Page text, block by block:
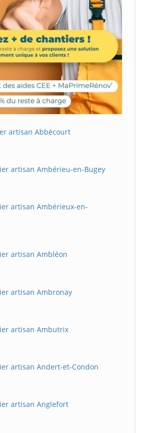
artisan Abbécourt
artisan Ambérieu-en-Bugey
artisan Ambérieux-en-
artisan Ambléon
artisan Ambronay
artisan Ambutrix
artisan Andert-et-Condon
artisan Anglefort